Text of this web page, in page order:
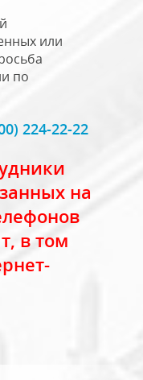
или
по
224-22-22
на
в том